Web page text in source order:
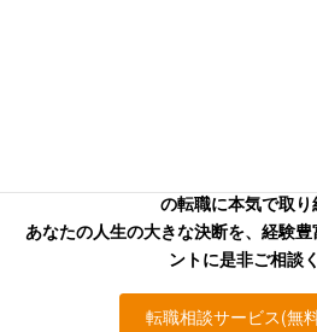
の転職に本気で取
あなたの人生の大きな決断を、経験
ントに是非ご相談
転職相談サービス(無